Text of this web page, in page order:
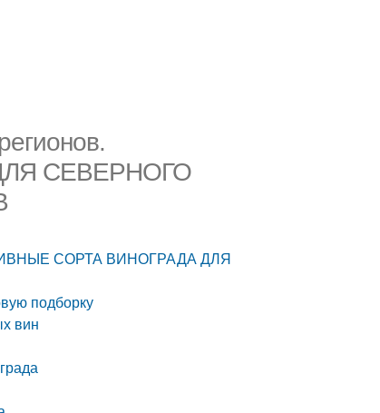
CЕВЕРНОГО
СОРТА ВИНОГРАДА ДЛЯ
подборку
вин